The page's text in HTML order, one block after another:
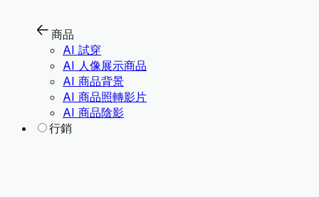
商品
AI 試穿
AI 人像展示商品
AI 商品背景
AI 商品照轉影片
AI 商品陰影
行銷